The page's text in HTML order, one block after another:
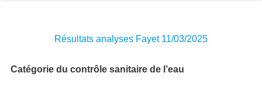
Résultats analyses Fayet 11/03/2025
Catégorie du contrôle sanitaire de l’eau